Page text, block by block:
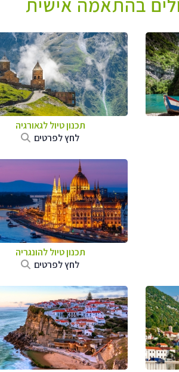
תכנון טיול לגאורגיה
לחץ לפרטים
תכנון טיול להונגריה
לחץ לפרטים